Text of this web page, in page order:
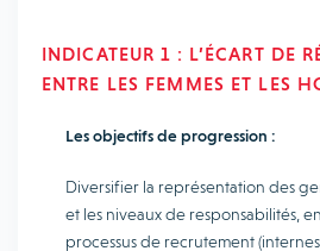
INDICATEUR 1 : L’ÉCART DE
ENTRE LES FEMMES ET LES
Les objectifs de progression :
Diversifier la représentation des
et les niveaux de responsabilités,
processus de recrutement